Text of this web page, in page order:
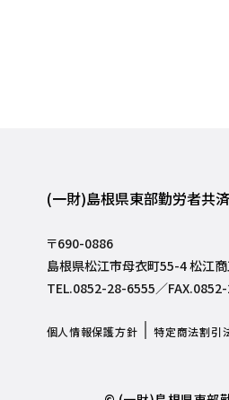
(一財)島根県東部勤労者共
〒690-0886
島根県松江市母衣町55-4 松江
TEL.0852-28-6555／
個人情報保護方針 特定商法割引